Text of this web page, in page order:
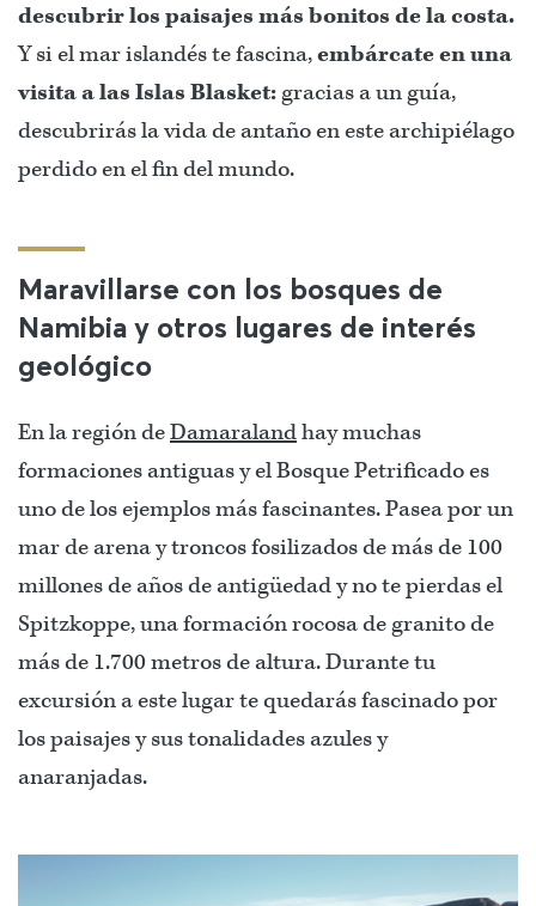
descubrir los paisajes más bonitos de la costa.
Y si el mar islandés te fascina,embárcate en una
visita a las Islas Blasket:gracias a un guía,
descubrirás la vida de antaño en este archipiélago
perdido en el fin del mundo.
Maravillarse con los bosques de
Namibia y otros lugares de interés
geológico
En la región deDamaralandhay muchas
formaciones antiguas y el Bosque Petrificado es
uno de los ejemplos más fascinantes. Pasea por un
mar de arena y troncos fosilizados de más de 100
millones de años de antigüedad y no te pierdas el
Spitzkoppe, una formación rocosa de granito de
más de 1.700 metros de altura. Durante tu
excursión a este lugar te quedarás fascinado por
los paisajes y sus tonalidades azules y
anaranjadas.